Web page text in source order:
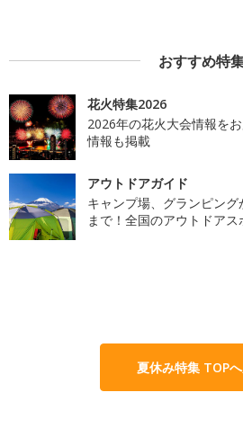
おすすめ特
花火特集2026
2026年の花火大会情報を
情報も掲載
アウトドアガイド
キャンプ場、グランピン
まで！全国のアウトドア
夏休み特集 TOP